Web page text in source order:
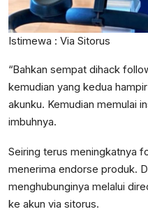
Istimewa : Via Sitorus
“Bahkan sempat dihack
kemudian yang kedua
akunku. Kemudian memulai
imbuhnya.
Seiring terus meningkatnya
menerima endorse produk.
menghubunginya melalui
ke akun via sitorus.